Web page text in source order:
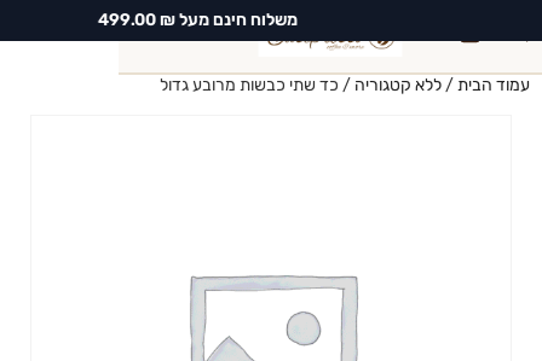
משלוח חינם מעל ₪ 499.00
עמוד הבית/ ללא קטגוריה / כד שתי כבשות מרובע גדול